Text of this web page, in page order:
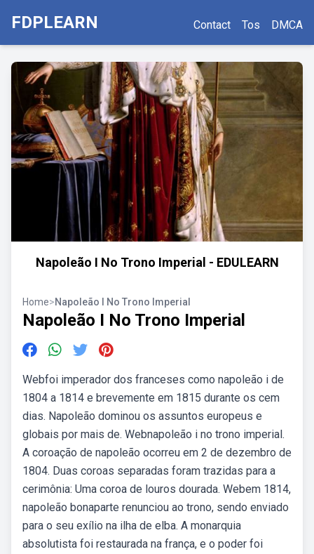
FDPLEARN Contact Tos DMCA
Napoleão I No Trono Imperial - EDULEARN
Home>Napoleão I No Trono Imperial
Napoleão I No Trono Imperial
Webfoi imperador dos franceses como napoleão i de
1804 a 1814 e brevemente em 1815 durante os cem
dias. Napoleão dominou os assuntos europeus e
globais por mais de. Webnapoleão i no trono imperial.
A coroação de napoleão ocorreu em 2 de dezembro de
1804. Duas coroas separadas foram trazidas para a
cerimônia: Uma coroa de louros dourada. Webem 1814,
napoleão bonaparte renunciou ao trono, sendo enviado
para o seu exílio na ilha de elba. A monarquia
absolutista foi restaurada na frança, e o poder foi